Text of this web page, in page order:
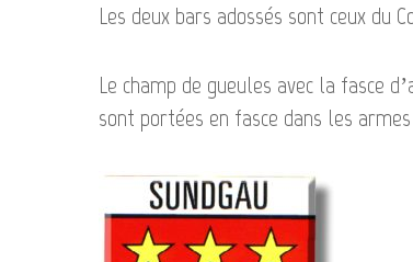
Les deux bars adossés sont ceux du
Le champ de gueules avec la fasce
sont portées en fasce dans les